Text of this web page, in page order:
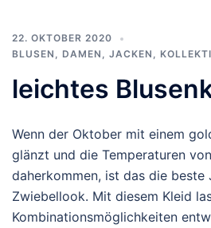
22. OKTOBER 2020
BLUSEN , DAMEN , JACKEN ,
leichtes
Wenn der Oktober mit einem
glänzt und die Temperaturen
daherkommen, ist das die beste
Zwiebellook. Mit diesem Kleid
Kombinationsmöglichkeiten